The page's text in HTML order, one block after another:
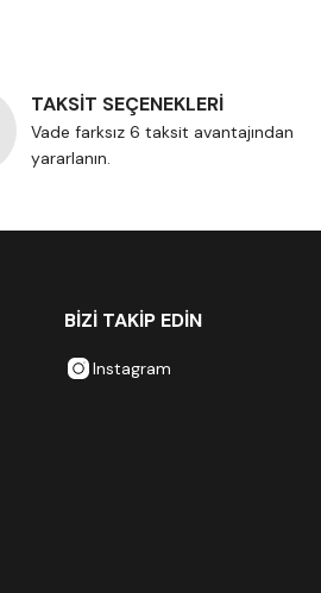
TAKSİT SEÇENEKLERİ
Vade farksız 6 taksit avantajından
yararlanın.
BİZİ TAKİP EDİN
Instagram